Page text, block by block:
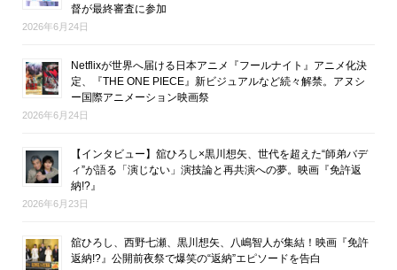
督が最終審査に参加
2026年6月24日
Netflixが世界へ届ける日本アニメ『フールナイト』アニメ化決
定、『THE ONE PIECE』新ビジュアルなど続々解禁。アヌシ
ー国際アニメーション映画祭
2026年6月24日
【インタビュー】舘ひろし×黒川想矢、世代を超えた“師弟バデ
ィ”が語る「演じない」演技論と再共演への夢。映画『免許返
納!?』
2026年6月23日
舘ひろし、西野七瀬、黒川想矢、八嶋智人が集結！映画『免許
返納!?』公開前夜祭で爆笑の“返納”エピソードを告白